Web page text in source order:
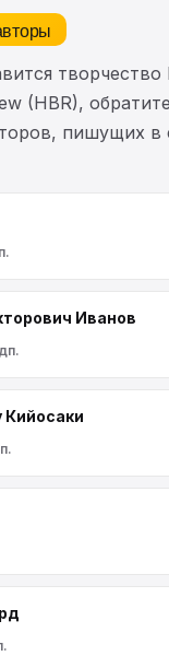
творчество
(HBR),
пишущих
Иванов
Кийосаки